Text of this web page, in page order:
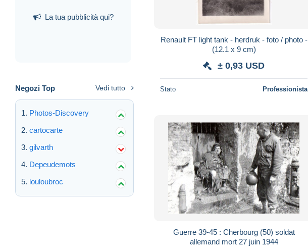
La tua pubblicità qui?
Negozi Top Vedi tutto
Photos-Discovery
cartocarte
gilvarth
Depeudemots
louloubroc
Renault FT light tank - herdruk - foto / photo -
(12.1 x 9 cm)
± 0,93 USD
Stato Professionista
Guerre 39-45 : Cherbourg (50) soldat
allemand mort 27 juin 1944